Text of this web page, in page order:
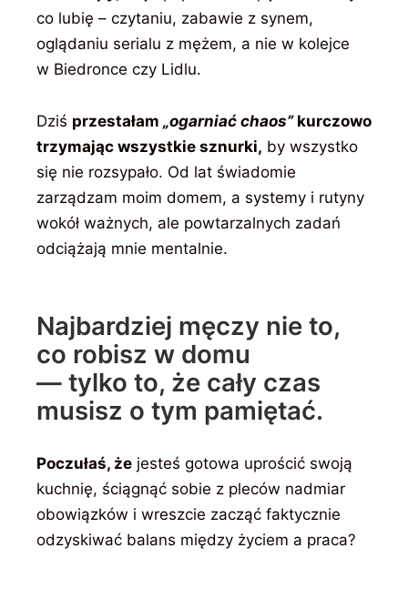
co lubię – czytaniu, zabawie z synem,
oglądaniu serialu z mężem, a nie w kolejce
w Biedronce czy Lidlu.
Dziś przestałam „ogarniać chaos” kurczowo
trzymając wszystkie sznurki, by wszystko
się nie rozsypało. Od lat świadomie
zarządzam moim domem, a systemy i rutyny
wokół ważnych, ale powtarzalnych zadań
odciążają mnie mentalnie.
Najbardziej męczy nie to,
co robisz w domu
— tylko to, że cały czas
musisz o tym pamiętać.
Poczułaś, że jesteś gotowa uprościć swoją
kuchnię, ściągnąć sobie z pleców nadmiar
obowiązków i wreszcie zacząć faktycznie
odzyskiwać balans między życiem a praca?